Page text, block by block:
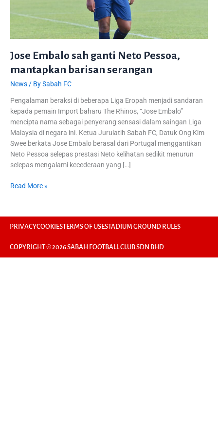
Jose Embalo sah ganti Neto Pessoa,
mantapkan barisan serangan
News / BySabah FC
Pengalaman beraksi di beberapa Liga Eropah menjadi sandaran
kepada pemain Import baharu The Rhinos, “Jose Embalo”
mencipta nama sebagai penyerang sensasi dalam saingan Liga
Malaysia di negara ini. Ketua Jurulatih Sabah FC, Datuk Ong Kim
Swee berkata Jose Embalo berasal dari Portugal menggantikan
Neto Pessoa selepas prestasi Neto kelihatan sedikit menurun
selepas mengalami kecederaan yang […]
Read More »
PRIVACYCOOKIESTERMS OF USESTADIUM GROUND RULES
COPYRIGHT © 2026 SABAH FOOTBALL CLUB SDN BHD